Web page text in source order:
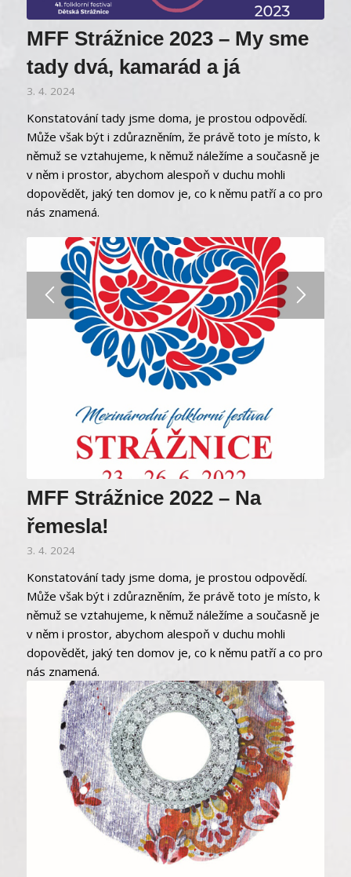
MFF Strážnice 2023 – My sme
tady dvá, kamarád a já
3. 4. 2024
Konstatování tady jsme doma, je prostou odpovědí.
Může však být i zdůrazněním, že právě toto je místo, k
němuž se vztahujeme, k němuž náležíme a současně je
v něm i prostor, abychom alespoň v duchu mohli
dopovědět, jaký ten domov je, co k němu patří a co pro
nás znamená.
MFF Strážnice 2022 – Na
řemesla!
3. 4. 2024
Konstatování tady jsme doma, je prostou odpovědí.
Může však být i zdůrazněním, že právě toto je místo, k
němuž se vztahujeme, k němuž náležíme a současně je
v něm i prostor, abychom alespoň v duchu mohli
dopovědět, jaký ten domov je, co k němu patří a co pro
nás znamená.